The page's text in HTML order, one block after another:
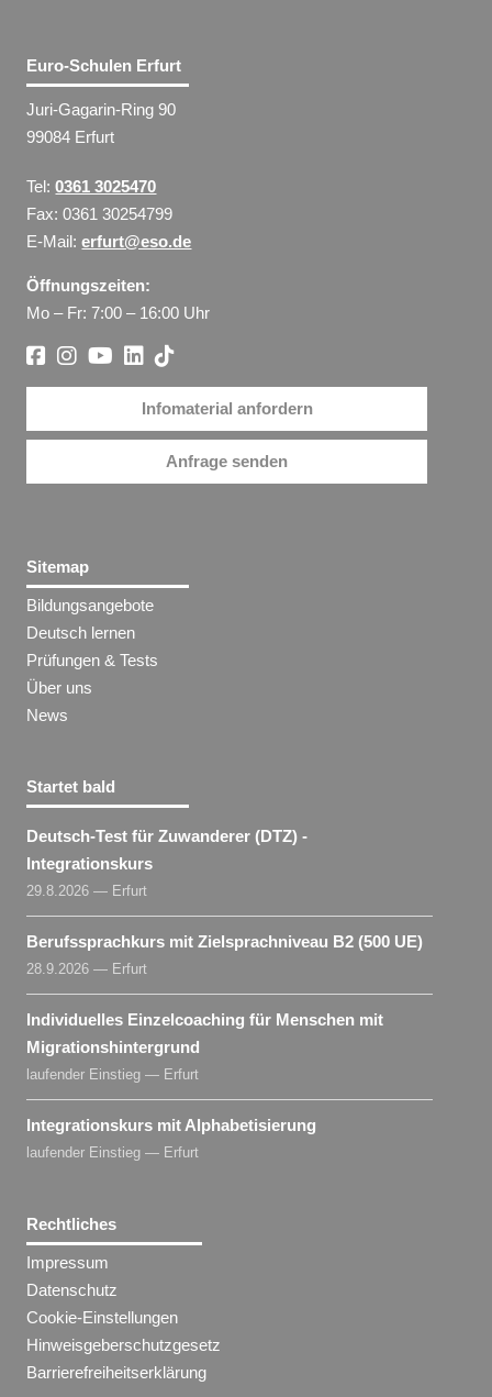
Euro-Schulen Erfurt
Juri-Gagarin-Ring 90
99084 Erfurt
Tel:0361 3025470
Fax: 0361 30254799
E-Mail:erfurt@eso.de
Öffnungszeiten:
Mo – Fr: 7:00 – 16:00 Uhr
Infomaterial anfordern
Anfrage senden
Sitemap
Bildungsangebote
Deutsch lernen
Prüfungen & Tests
Über uns
News
Startet bald
Deutsch-Test für Zuwanderer (DTZ) -
Integrationskurs
29.8.2026 — Erfurt
Berufssprachkurs mit Zielsprachniveau B2 (500 UE)
28.9.2026 — Erfurt
Individuelles Einzelcoaching für Menschen mit
Migrationshintergrund
laufender Einstieg — Erfurt
Integrationskurs mit Alphabetisierung
laufender Einstieg — Erfurt
Rechtliches
Impressum
Datenschutz
Cookie-Einstellungen
Hinweisgeberschutzgesetz
Barrierefreiheitserklärung